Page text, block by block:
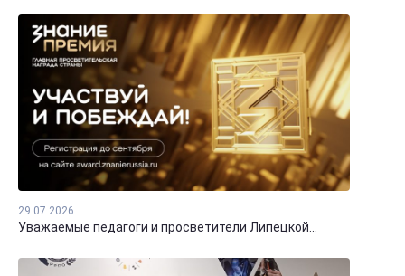
29.07.2026
Уважаемые педагоги и просветители Липецкой...